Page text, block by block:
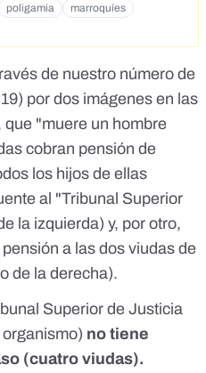
poligamia
marroquíes
de nuestro número de
por dos imágenes en las
"muere un hombre
cobran pensión de
los hijos de ellas
al "Tribunal Superior
la izquierda) y, por otro,
a las dos viudas de
de la derecha).
Superior de Justicia
no tiene
(cuatro viudas).